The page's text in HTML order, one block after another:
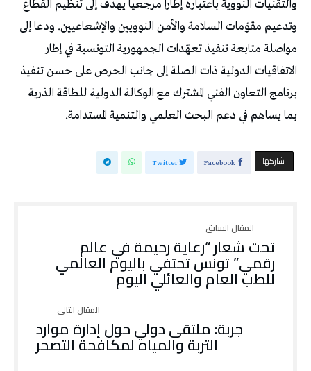
والتقنيات النووية باعتباره إطارا مرجعيا يهدف إلى تنظيم القطاع
وتدعيم مقوّمات السلامة والأمن النوويين والإشعاعيين. ودعا إلى
مواصلة متابعة تنفيذ تعهّدات الجمهورية التونسية في إطار
الاتفاقيات الدولية ذات الصلة إلى جانب الحرص على حسن تنفيذ
برنامج التعاون الفني المشترك مع الوكالة الدولية للطاقة الذرية
بما يساهم في دعم البحث العلمي والتنمية المستدامة.
‫‫ شاركها‬ Facebook
Twitter
تحت شعار “رعاية رحيمة في عالم
رقمي” تونس تحتفي باليوم العالمي
للطب العام والعائلي اليوم
جربة: ملتقى دولي حول إدارة موارد
التربة والمياه لمكافحة التصحر